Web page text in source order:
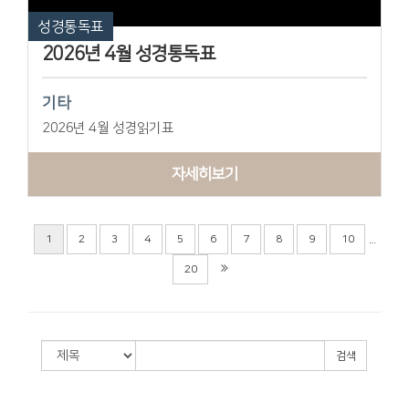
성경통독표
2026년 4월 성경통독표
기타
2026년 4월 성경읽기표
자세히보기
1 2 3 4 5 6 7 8 9 10
20
검색